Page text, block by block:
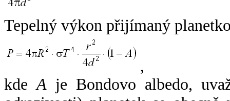
Tepelný výkon přijímaný
,
kdeA je Bondovo albedo,